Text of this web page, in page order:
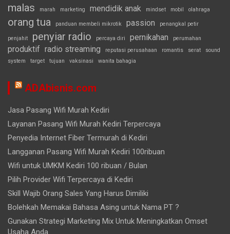
malas marah marketing mendidik anak mindset mobil olahraga
orang tua panduan membeli mikrotik passion penangkal petir
penjahit penyiar radio percaya diri pernikahan perumahan
produktif radio streaming reputasi perusahaan romantis serat
sound
system
target tujuan vaksinasi wanita bahagia
ADAbisnis.com
Jasa Pasang Wifi Murah Kediri
Layanan Pasang Wifi Murah Kediri Terpercaya
Penyedia Internet Fiber Termurah di Kediri
Langganan Pasang Wifi Murah Kediri 100ribuan
Wifi untuk UMKM Kediri 100 ribuan / Bulan
Pilih Provider Wifi Terpercaya di Kediri
Skill Wajib Orang Sales Yang Harus Dimiliki
Bolehkah Memakai Bahasa Asing untuk Nama PT ?
Gunakan Strategi Marketing Mix Untuk Meningkatkan Omset
Usaha Anda